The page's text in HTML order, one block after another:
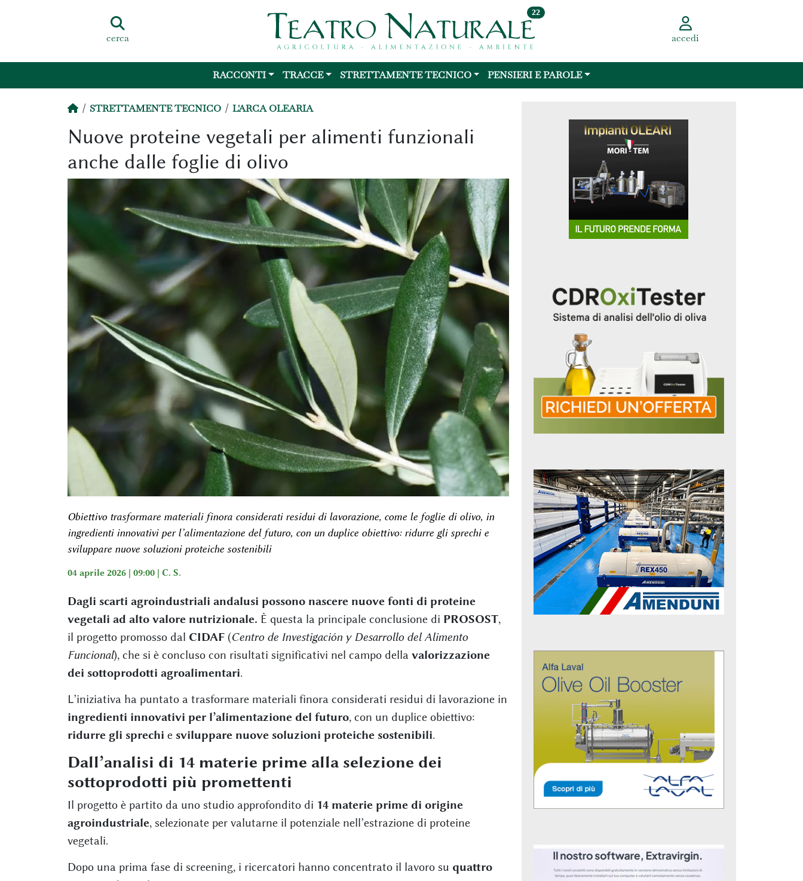
cerca
22
accedi
RACCONTI TRACCE STRETTAMENTE TECNICO PENSIERI E PAROLE
STRETTAMENTE TECNICO L'ARCA OLEARIA
Nuove proteine vegetali per alimenti funzionali
anche dalle foglie di olivo
Obiettivo trasformare materiali finora considerati residui di lavorazione, come le foglie di olivo, in
ingredienti innovativi per l’alimentazione del futuro, con un duplice obiettivo: ridurre gli sprechi e
sviluppare nuove soluzioni proteiche sostenibili
04 aprile 2026 | 09:00 | C. S.
Dagli scarti agroindustriali andalusi possono nascere nuove fonti di proteine
vegetali ad alto valore nutrizionale. È questa la principale conclusione di PROSOST,
il progetto promosso dal CIDAF(Centro de Investigación y Desarrollo del Alimento
Funcional), che si è concluso con risultati significativi nel campo della valorizzazione
dei sottoprodotti agroalimentari.
L’iniziativa ha puntato a trasformare materiali finora considerati residui di lavorazione in
ingredienti innovativi per l’alimentazione del futuro, con un duplice obiettivo:
ridurre gli sprechi e sviluppare nuove soluzioni proteiche sostenibili.
Dall’analisi di 14 materie prime alla selezione dei
sottoprodotti più promettenti
Il progetto è partito da uno studio approfondito di 14 materie prime di origine
agroindustriale, selezionate per valutarne il potenziale nell’estrazione di proteine
vegetali.
Dopo una prima fase di screening, i ricercatori hanno concentrato il lavoro su quattro